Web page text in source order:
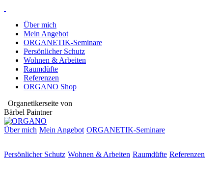
Über mich
Mein Angebot
ORGANETIK-Seminare
Persönlicher Schutz
Wohnen & Arbeiten
Raumdüfte
Referenzen
ORGANO Shop
Organetikerseite von
Bärbel Paintner
Über mich Mein Angebot ORGANETIK-Seminare
Persönlicher Schutz Wohnen & Arbeiten Raumdüfte Referenzen